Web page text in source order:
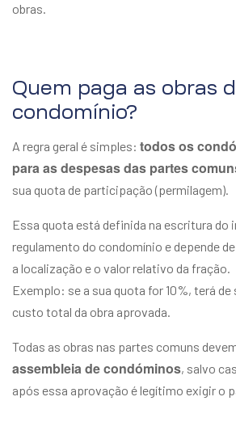
obras.
Quem paga as obras
condomínio?
A regra geral é simples: todos os
para as despesas das partes
sua quota de participação (permilagem).
Essa quota está definida na escritura do
regulamento do condomínio e depende
a localização e o valor relativo da fração.
Exemplo: se a sua quota for 10%, terá de
custo total da obra aprovada.
Todas as obras nas partes comuns
assembleia de condóminos, salvo
após essa aprovação é legítimo exigir o